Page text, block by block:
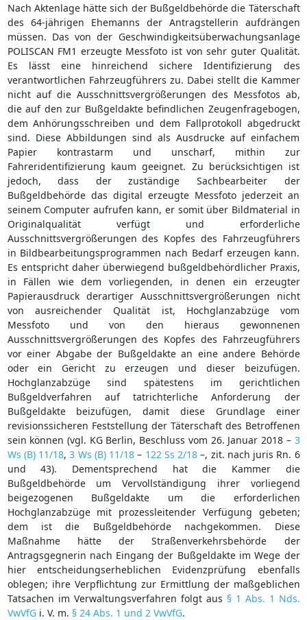
Nach Aktenlage hätte sich der Bußgeldbehörde die Täterschaft
des 64-jährigen Ehemanns der Antragstellerin aufdrängen
müssen. Das von der Geschwindigkeitsüberwachungsanlage
POLISCAN FM1 erzeugte Messfoto ist von sehr guter Qualität.
Es lässt eine hinreichend sichere Identifizierung des
verantwortlichen Fahrzeugführers zu. Dabei stellt die Kammer
nicht auf die Ausschnittsvergrößerungen des Messfotos ab,
die auf den zur Bußgeldakte befindlichen Zeugenfragebogen,
dem Anhörungsschreiben und dem Fallprotokoll abgedruckt
sind. Diese Abbildungen sind als Ausdrucke auf einfachem
Papier kontrastarm und unscharf, mithin zur
Fahreridentifizierung kaum geeignet. Zu berücksichtigen ist
jedoch, dass der zuständige Sachbearbeiter der
Bußgeldbehörde das digital erzeugte Messfoto jederzeit an
seinem Computer aufrufen kann, er somit über Bildmaterial in
Originalqualität verfügt und erforderliche
Ausschnittsvergrößerungen des Kopfes des Fahrzeugführers
in Bildbearbeitungsprogrammen nach Bedarf erzeugen kann.
Es entspricht daher überwiegend bußgeldbehördlicher Praxis,
in Fällen wie dem vorliegenden, in denen ein erzeugter
Papierausdruck derartiger Ausschnittsvergrößerungen nicht
von ausreichender Qualität ist, Hochglanzabzüge vom
Messfoto und von den hieraus gewonnenen
Ausschnittsvergrößerungen des Kopfes des Fahrzeugführers
vor einer Abgabe der Bußgeldakte an eine andere Behörde
oder ein Gericht zu erzeugen und dieser beizufügen.
Hochglanzabzüge sind spätestens im gerichtlichen
Bußgeldverfahren auf tatrichterliche Anforderung der
Bußgeldakte beizufügen, damit diese Grundlage einer
revisionssicheren Feststellung der Täterschaft des Betroffenen
sein können (vgl. KG Berlin, Beschluss vom 26. Januar 2018 – 3
Ws (B) 11/18,3 Ws (B) 11/18 – 122 Ss 2/18 –, zit. nach juris Rn. 6
und 43). Dementsprechend hat die Kammer die
Bußgeldbehörde um Vervollständigung ihrer vorliegend
beigezogenen Bußgeldakte um die erforderlichen
Hochglanzabzüge mit prozessleitender Verfügung gebeten;
dem ist die Bußgeldbehörde nachgekommen. Diese
Maßnahme hätte der Straßenverkehrsbehörde der
Antragsgegnerin nach Eingang der Bußgeldakte im Wege der
hier entscheidungserheblichen Evidenzprüfung ebenfalls
oblegen; ihre Verpflichtung zur Ermittlung der maßgeblichen
Tatsachen im Verwaltungsverfahren folgt aus § 1 Abs. 1 Nds.
VwVfGi. V. m. § 24 Abs. 1 und 2 VwVfG.